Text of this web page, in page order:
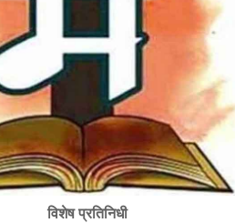
विशेष प्रतिनिधी